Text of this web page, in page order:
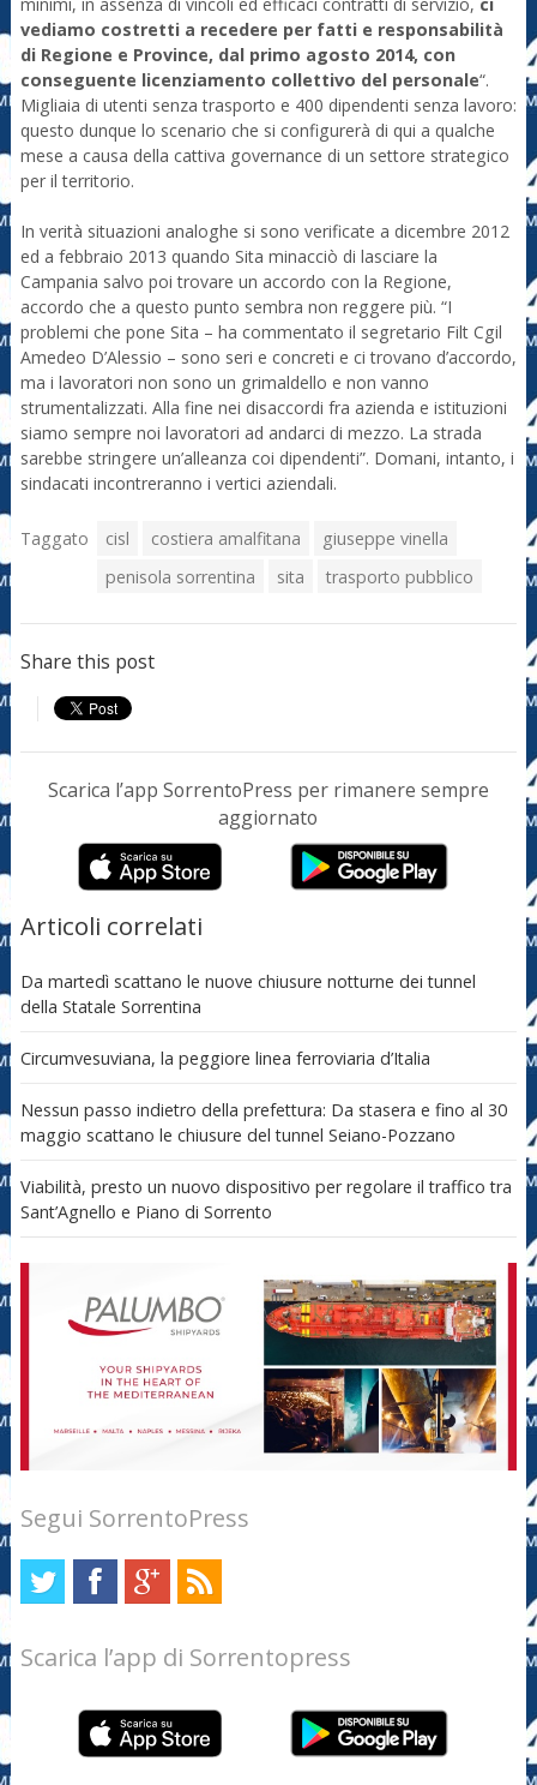
minimi, in assenza di vincoli ed efficaci contratti di servizio, ci
vediamo costretti a recedere per fatti e responsabilità
di Regione e Province, dal primo agosto 2014, con
conseguente licenziamento collettivo del personale“.
Migliaia di utenti senza trasporto e 400 dipendenti senza lavoro:
questo dunque lo scenario che si configurerà di qui a qualche
mese a causa della cattiva governance di un settore strategico
per il territorio.
In verità situazioni analoghe si sono verificate a dicembre 2012
ed a febbraio 2013 quando Sita minacciò di lasciare la
Campania salvo poi trovare un accordo con la Regione,
accordo che a questo punto sembra non reggere più. “I
problemi che pone Sita – ha commentato il segretario Filt Cgil
Amedeo D’Alessio – sono seri e concreti e ci trovano d’accordo,
ma i lavoratori non sono un grimaldello e non vanno
strumentalizzati. Alla fine nei disaccordi fra azienda e istituzioni
siamo sempre noi lavoratori ad andarci di mezzo. La strada
sarebbe stringere un’alleanza coi dipendenti”. Domani, intanto, i
sindacati incontreranno i vertici aziendali.
Taggato cisl costiera amalfitana
giuseppe vinella
penisola sorrentina
sita trasporto pubblico
Share this post
Scarica l’app SorrentoPress per rimanere sempre
aggiornato
Articoli correlati
Da martedì scattano le nuove chiusure notturne dei tunnel
della Statale Sorrentina
Circumvesuviana, la peggiore linea ferroviaria d’Italia
Nessun passo indietro della prefettura: Da stasera e fino al 30
maggio scattano le chiusure del tunnel Seiano-Pozzano
Viabilità, presto un nuovo dispositivo per regolare il traffico tra
Sant’Agnello e Piano di Sorrento
Segui SorrentoPress
Scarica l’app di Sorrentopress